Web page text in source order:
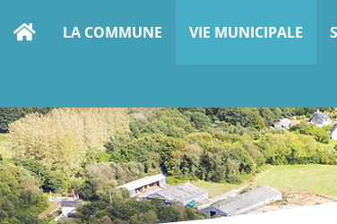
LA COMMUNE VIE MUNICIPALE